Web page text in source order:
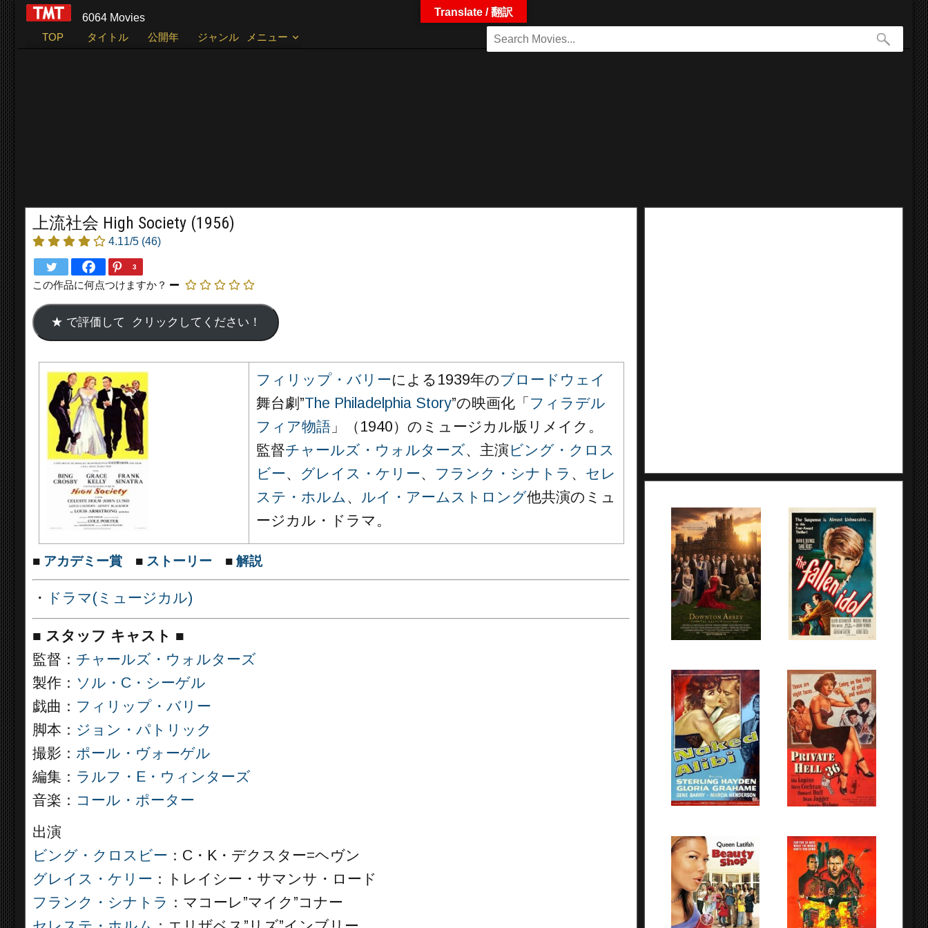
6064 Movies
TOP
タイトル 公開年 ジャンル メニュー
上流社会 High Society (1956)
4.11/5 (46)
3
この作品に何点つけますか？
フィリップ・バリーによる1939年のブロードウェイ
舞台劇”The Philadelphia Story”の映画化「 フィラデル
フィア物語」（1940）のミュージカル版リメイク。
監督チャールズ・ウォルターズ、主演 ビング・クロス
ビー、 グレイス・ケリー、 フランク・シナトラ 、 セレ
ステ・ホルム、 ルイ・アームストロング他共演のミュ
ージカル・ドラマ。
■ アカデミー賞 ■ ストーリー ■ 解説
・ ドラマ(ミュージカル)
■ スタッフ キャスト ■
監督： チャールズ・ウォルターズ
製作： ソル・C・シーゲル
戯曲： フィリップ・バリー
脚本： ジョン・パトリック
撮影： ポール・ヴォーゲル
編集： ラルフ・E・ウィンターズ
音楽： コール・ポーター
出演
ビング・クロスビー ：C・K・デクスター=ヘヴン
グレイス・ケリー ：トレイシー・サマンサ・ロード
フランク・シナトラ ：マコーレ”マイク”コナー
Translate / 翻訳